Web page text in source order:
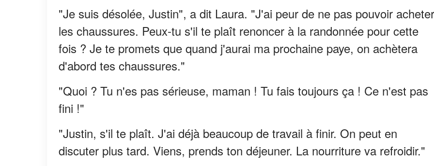
"Je suis désolée, Justin", a dit Laura. "J'ai peur de ne pas pouvoir acheter
les chaussures. Peux-tu s'il te plaît renoncer à la randonnée pour cette
fois ? Je te promets que quand j'aurai ma prochaine paye, on achètera
d'abord tes chaussures."
"Quoi ? Tu n'es pas sérieuse, maman ! Tu fais toujours ça ! Ce n'est pas
fini !"
"Justin, s'il te plaît. J'ai déjà beaucoup de travail à finir. On peut en
discuter plus tard. Viens, prends ton déjeuner. La nourriture va refroidir."